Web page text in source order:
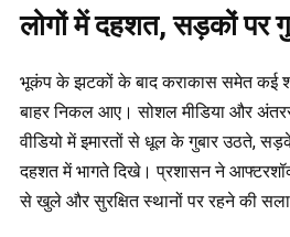
लोगों में दहशत, सड़कों पर
भूकंप के झटकों के बाद कराकास समेत कई
बाहर निकल आए। सोशल मीडिया और
वीडियो में इमारतों से धूल के गुबार उठते,
दहशत में भागते दिखे। प्रशासन ने
से खुले और सुरक्षित स्थानों पर रहने की